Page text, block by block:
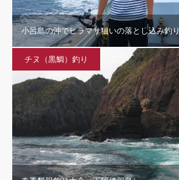
小呂島の沖でヒラマサ狙いの落とし込み釣り
チヌ（黒鯛）釣り